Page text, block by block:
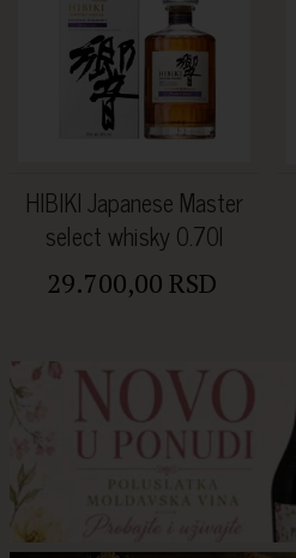
HIBIKI Japanese Master
select whisky 0.70l
29.700,00 RSD